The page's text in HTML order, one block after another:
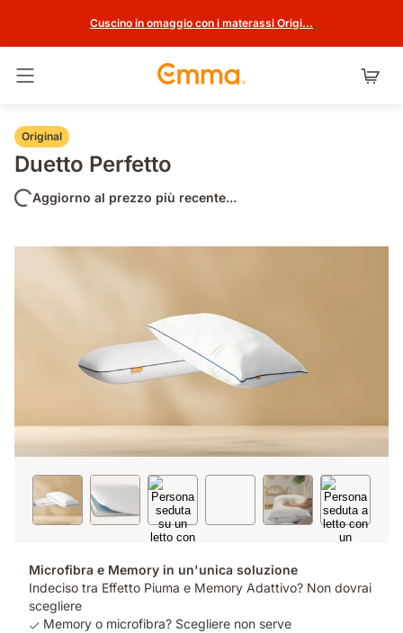
Cuscino in omaggio con i materassi Origi...
Original
Duetto Perfetto
Aggiorno al prezzo più recente...
Microfibra e Memory in un'unica soluzione
Indeciso tra Effetto Piuma e Memory Adattivo? Non dovrai
scegliere
Memory o microfibra? Scegliere non serve